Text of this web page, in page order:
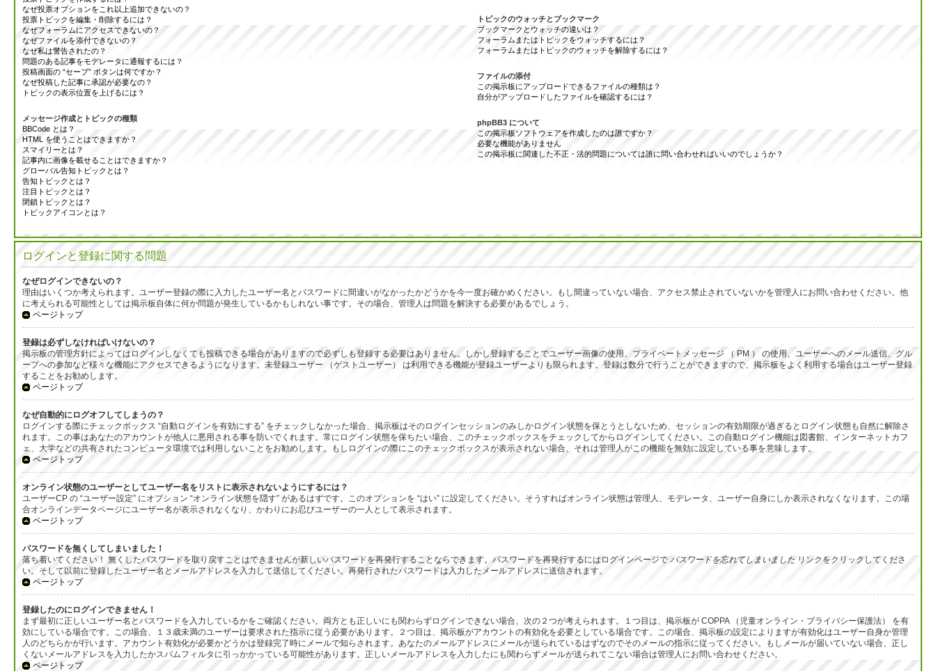
なぜ投票オプションをこれ以上追加できないの？
投票トピックを編集・削除するには？
なぜフォーラムにアクセスできないの？
なぜファイルを添付できないの？
なぜ私は警告されたの？
問題のある記事をモデレータに通報するには？
投稿画面の “セーブ” ボタンは何ですか？
なぜ投稿した記事に承認が必要なの？
トピックの表示位置を上げるには？
メッセージ作成とトピックの種類
BBCode とは？
HTML を使うことはできますか？
スマイリーとは？
記事内に画像を載せることはできますか？
グローバル告知トピックとは？
告知トピックとは？
注目トピックとは？
閉鎖トピックとは？
トピックアイコンとは？
トピックのウォッチとブックマーク
ブックマークとウォッチの違いは？
フォーラムまたはトピックをウォッチするには？
フォーラムまたはトピックのウォッチを解除するには？
ファイルの添付
この掲示板にアップロードできるファイルの種類は？
自分がアップロードしたファイルを確認するには？
phpBB3 について
この掲示板ソフトウェアを作成したのは誰ですか？
必要な機能がありません
この掲示板に関連した不正・法的問題については誰に問い合わせればいいのでしょうか？
ログインと登録に関する問題
なぜログインできないの？
理由はいくつか考えられます。ユーザー登録の際に入力したユーザー名とパスワードに間違いがなかったかどうかを今一度お確かめください。もし間違っていない場合、アクセス禁止されていないかを管理人にお問い合わせください。他
に考えられる可能性としては掲示板自体に何か問題が発生しているかもしれない事です。その場合、管理人は問題を解決する必要があるでしょう。
ページトップ
登録は必ずしなければいけないの？
掲示板の管理方針によってはログインしなくても投稿できる場合がありますので必ずしも登録する必要はありません。しかし登録することでユーザー画像の使用、プライベートメッセージ （ PM ） の使用、ユーザーへのメール送信、グル
ープへの参加など様々な機能にアクセスできるようになります。未登録ユーザー （ゲストユーザー） は利用できる機能が登録ユーザーよりも限られます。登録は数分で行うことができますので、掲示板をよく利用する場合はユーザー登録
することをお勧めします。
ページトップ
なぜ自動的にログオフしてしまうの？
ログインする際にチェックボックス “自動ログインを有効にする” をチェックしなかった場合、掲示板はそのログインセッションのみしかログイン状態を保とうとしないため、セッションの有効期限が過ぎるとログイン状態も自然に解除さ
れます。この事はあなたのアカウントが他人に悪用される事を防いでくれます。常にログイン状態を保ちたい場合、このチェックボックスをチェックしてからログインしてください。この自動ログイン機能は図書館、インターネットカフ
ェ、大学などの共有されたコンピュータ環境では利用しないことをお勧めします。もしログインの際にこのチェックボックスが表示されない場合、それは管理人がこの機能を無効に設定している事を意味します。
ページトップ
オンライン状態のユーザーとしてユーザー名をリストに表示されないようにするには？
ユーザーCP の “ユーザー設定” にオプション “オンライン状態を隠す” があるはずです。このオプションを “はい” に設定してください。そうすればオンライン状態は管理人、モデレータ、ユーザー自身にしか表示されなくなります。この場
合オンラインデータページにユーザー名が表示されなくなり、かわりにお忍びユーザーの一人として表示されます。
ページトップ
パスワードを無くしてしまいました！
落ち着いてください！ 無くしたパスワードを取り戻すことはできませんが新しいパスワードを再発行することならできます。パスワードを再発行するにはログインページで パスワードを忘れてしまいました リンクをクリックしてくださ
い。そして以前に登録したユーザー名とメールアドレスを入力して送信してください。再発行されたパスワードは入力したメールアドレスに送信されます。
ページトップ
登録したのにログインできません！
まず最初に正しいユーザー名とパスワードを入力しているかをご確認ください。両方とも正しいにも関わらずログインできない場合、次の２つが考えられます。１つ目は、掲示板が COPPA （児童オンライン・プライバシー保護法） を有
効にしている場合です。この場合、１３歳未満のユーザーは要求された指示に従う必要があります。２つ目は、掲示板がアカウントの有効化を必要としている場合です。この場合、掲示板の設定によりますが有効化はユーザー自身か管理
人のどちらかが行います。アカウント有効化が必要かどうかは登録完了時にメールで知らされます。あなたのメールアドレスにメールが送られているはずなのでそのメールの指示に従ってください。もしメールが届いていない場合、正し
くないメールアドレスを入力したかスパムフィルタに引っかかっている可能性があります。正しいメールアドレスを入力したにも関わらずメールが送られてこない場合は管理人にお問い合わせください。
ページトップ